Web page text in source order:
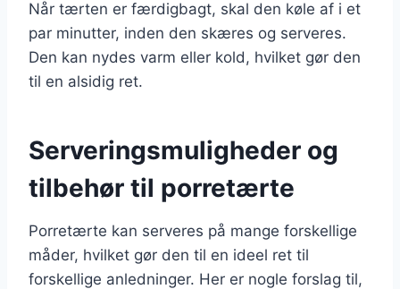
Når tærten er færdigbagt, skal den køle af i et
par minutter, inden den skæres og serveres.
Den kan nydes varm eller kold, hvilket gør den
til en alsidig ret.
Serveringsmuligheder og
tilbehør til porretærte
Porretærte kan serveres på mange forskellige
måder, hvilket gør den til en ideel ret til
forskellige anledninger. Her er nogle forslag til,